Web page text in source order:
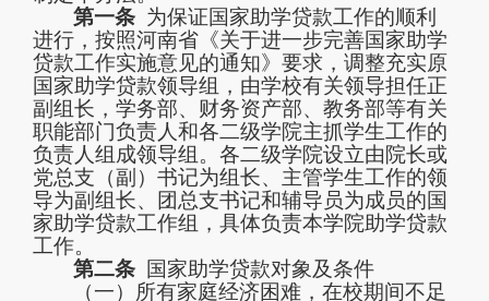
第一条 为保证国家助学贷款工作的顺利
进行，按照河南省《关于进一步完善国家助学
贷款工作实施意见的通知》要求，调整充实原
国家助学贷款领导组，由学校有关领导担任正
副组长，学务部、财务资产部、教务部等有关
职能部门负责人和各二级学院主抓学生工作的
负责人组成领导组。各二级学院设立由院长或
党总支 （副） 书记为组长、主管学生工作的领
导为副组长、团总支书记和辅导员为成员的国
家助学贷款工作组，具体负责本学院助学贷款
工作。
第二条
国家助学贷款对象及条件
（一） 所有家庭经济困难，在校期间不足